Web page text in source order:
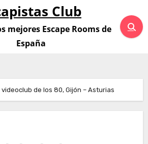
Club
mejores Escape Rooms de
España
videoclub de los 80, Gijón – Asturias